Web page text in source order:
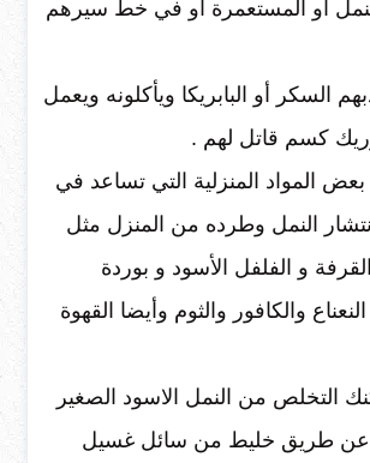
أو المستعمرة أو في خط سيرهم
السكر أو البابريكا ويأكلونه ويعمل
كسم قاتل لهم .
المواد المنزلية التي تساعد في
النمل وطرده من المنزل مثل
و الفلفل الأسود و بوردة
والكافور والثوم وأيضا القهوة
التخلص من النمل الاسود الصغير
عن طريق خليط من سائل غسيل